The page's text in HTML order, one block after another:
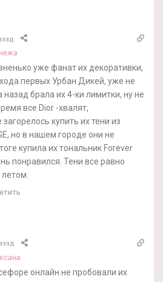
уже фанат их декоративки,
первых Урбан Дикей, уже не
назад брала их 4-ки лимитки, ну не
все Dior -хвалят,
купить их тени из
но в нашем городе они не
купила их тональник Forever
понравился. Тени все равно
онлайн не пробовали их